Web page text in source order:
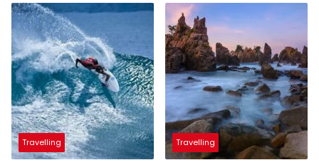
President
Travelling Travelling